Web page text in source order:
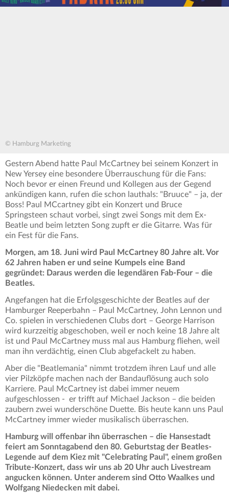
© Hamburg Marketing
Gestern Abend hatte Paul McCartney bei seinem Konzert in
New Yersey eine besondere Überrauschung für die Fans:
Noch bevor er einen Freund und Kollegen aus der Gegend
ankündigen kann, rufen die schon lauthals: "Bruuce" – ja, der
Boss! Paul MCcartney gibt ein Konzert und Bruce
Springsteen schaut vorbei, singt zwei Songs mit dem Ex-
Beatle und beim letzten Song zupft er die Gitarre. Was für
ein Fest für die Fans.
Morgen, am 18. Juni wird Paul McCartney 80 Jahre alt. Vor
62 Jahren haben er und seine Kumpels eine Band
gegründet: Daraus werden die legendären Fab-Four – die
Beatles.
Angefangen hat die Erfolgsgeschichte der Beatles auf der
Hamburger Reeperbahn – Paul McCartney, John Lennon und
Co. spielen in verschiedenen Clubs dort – George Harrison
wird kurzzeitig abgeschoben, weil er noch keine 18 Jahre alt
ist und Paul McCartney muss mal aus Hamburg fliehen, weil
man ihn verdächtig, einen Club abgefackelt zu haben.
Aber die "Beatlemania" nimmt trotzdem ihren Lauf und alle
vier Pilzköpfe machen nach der Bandauflösung auch solo
Karriere. Paul McCartney ist dabei immer neuem
aufgeschlossen - er trifft auf Michael Jackson – die beiden
zaubern zwei wunderschöne Duette. Bis heute kann uns Paul
McCartney immer wieder musikalisch überraschen.
Hamburg will offenbar ihn überraschen – die Hansestadt
feiert am Sonntagabend den 80. Geburtstag der Beatles-
Legende auf dem Kiez mit "Celebrating Paul", einem großen
Tribute-Konzert, dass wir uns ab 20 Uhr auch Livestream
angucken können. Unter anderem sind Otto Waalkes und
Wolfgang Niedecken mit dabei.